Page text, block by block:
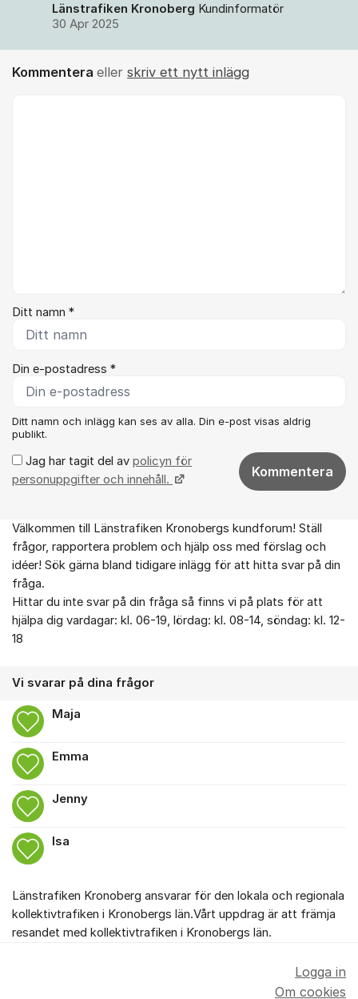
Länstrafiken Kronoberg Kundinformatör
30 Apr 2025
Kommentera eller skriv ett nytt inlägg
Ditt namn *
Din e-postadress *
Ditt namn och inlägg kan ses av alla. Din e-post visas aldrig
publikt.
Jag har tagit del av policyn för
personuppgifter och innehåll.
Kommentera
Om forumet
Välkommen till Länstrafiken Kronobergs kundforum! Ställ
frågor, rapportera problem och hjälp oss med förslag och
idéer! Sök gärna bland tidigare inlägg för att hitta svar på din
fråga.
Hittar du inte svar på din fråga så finns vi på plats för att
hjälpa dig vardagar: kl. 06-19, lördag: kl. 08-14, söndag: kl. 12-
18
Vi svarar på dina frågor
Maja
Emma
Jenny
Isa
Länstrafiken Kronoberg ansvarar för den lokala och regionala
kollektivtrafiken i Kronobergs län.Vårt uppdrag är att främja
resandet med kollektivtrafiken i Kronobergs län.
Logga in
Om cookies